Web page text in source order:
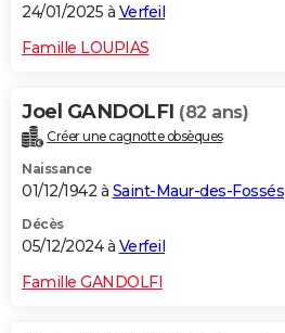
24/01/2025 à Verfeil
Famille LOUPIAS
Joel GANDOLFI (82 ans)
Créer une cagnotte obsèques
Naissance
01/12/1942 à Saint-Maur-des-Fossés
Décès
05/12/2024 à Verfeil
Famille GANDOLFI